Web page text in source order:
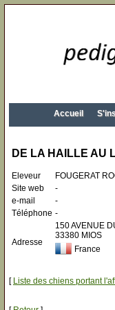
Accueil
DE LA HAILLE AU
Eleveur
FOUGERAT
Site web
-
e-mail
-
Téléphone -
Adresse
150 AVENUE
33380 MIOS
France
[ Liste des chiens portant